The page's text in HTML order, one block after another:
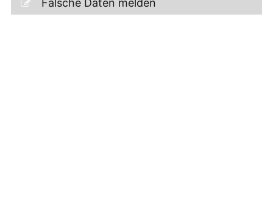
Falsche Daten melden